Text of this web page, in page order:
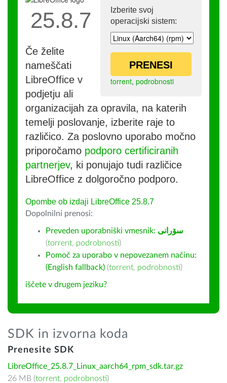
Izberite svoj
operacijski sistem:
PRENESI
torrent, podrobnosti
25.8.7
Če želite
nameščati
LibreOffice v
podjetju ali
organizacijah za opravila, na katerih
temelji poslovanje, izberite raje to
različico. Za poslovno uporabo močno
priporočamo podporo certificiranih
partnerjev, ki ponujajo tudi različice
LibreOffice z dolgoročno podporo.
Opombe ob izdaji LibreOffice 25.8.7
Dopolnilni prenosi:
Preveden uporabniški vmesnik: سۆرانی
(torrent, podrobnosti)
Pomoč za uporabo v nepovezanem načinu:
(English fallback) (torrent, podrobnosti)
iščete v drugem jeziku?
SDK in izvorna koda
Prenesite SDK
LibreOffice_25.8.7_Linux_aarch64_rpm_sdk.tar.gz
26 MB (torrent, podrobnosti)